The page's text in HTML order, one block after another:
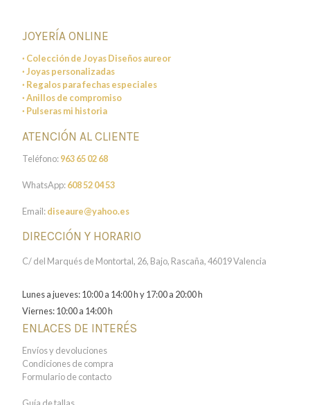
JOYERÍA ONLINE
· Colección de Joyas Diseños aureor
· Joyas personalizadas
· Regalos para fechas especiales
· Anillos de compromiso
· Pulseras mi historia
ATENCIÓN AL CLIENTE
Teléfono:963 65 02 68
WhatsApp:608 52 04 53
Email:diseaure@yahoo.es
DIRECCIÓN Y HORARIO
C/ del Marqués de Montortal, 26, Bajo, Rascaña, 46019 Valencia
Lunes a jueves: 10:00 a 14:00 h y 17:00 a 20:00 h
Viernes: 10:00 a 14:00 h
ENLACES DE INTERÉS
Envíos y devoluciones
Condiciones de compra
Formulario de contacto